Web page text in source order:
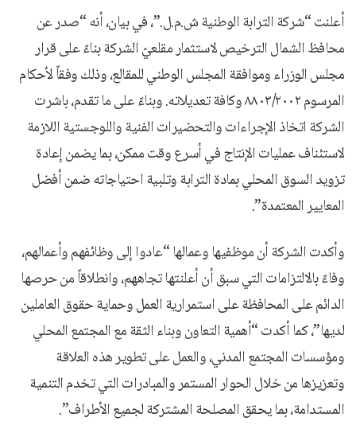
أعلنت “شركة الترابة الوطنية ش.م.ل.”، في بيان، أنه “صدر عن
محافظ الشمال الترخيص لاستثمار مقلعيّ الشركة بناءً على قرار
مجلس الوزراء وموافقة المجلس الوطني للمقالع، وذلك وفقاً لأحكام
المرسوم ٨٨٠٣/٢٠٠٢ وكافة تعديلاته. وبناءً على ما تقدم، باشرت
الشركة اتخاذ الإجراءات والتحضيرات الفنية واللوجستية اللازمة
لاستئناف عمليات الإنتاج في أسرع وقت ممكن، بما يضمن إعادة
تزويد السوق المحلي بمادة الترابة وتلبية احتياجاته ضمن أفضل
المعايير المعتمدة”.
وأكدت الشركة أن موظفيها وعمالها “عادوا إلى وظائفهم وأعمالهم،
وفاءً بالالتزامات التي سبق أن أعلنتها تجاههم، وانطلاقاً من حرصها
الدائم على المحافظة على استمرارية العمل وحماية حقوق العاملين
لديها”، كما أكدت “أهمية التعاون وبناء الثقة مع المجتمع المحلي
ومؤسسات المجتمع المدني، والعمل على تطوير هذه العلاقة
وتعزيزها من خلال الحوار المستمر والمبادرات التي تخدم التنمية
المستدامة، بما يحقق المصلحة المشتركة لجميع الأطراف”.